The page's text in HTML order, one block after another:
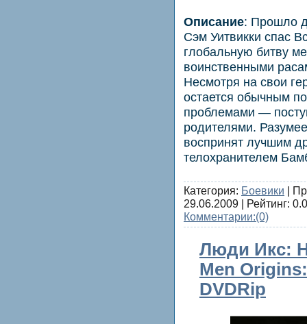
Описание: Прошло
Сэм Уитвикки спас
глобальную битву
воинственными
Несмотря на свои
остается обычным
проблемами —
родителями.
воспринят лучшим
телохранителем
Категория: Боевики |
29.06.2009 | Рейтинг:
Комментарии:(0)
Люди Икс:
Men
DVDRip